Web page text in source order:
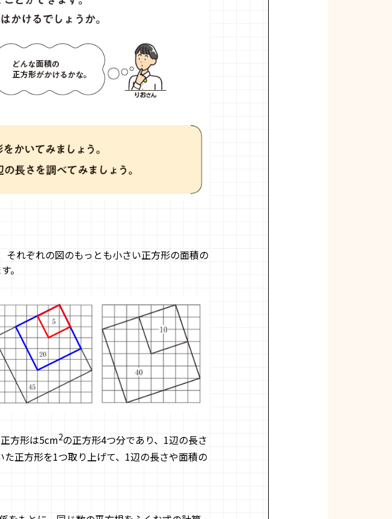
れぞれの図のもっとも小さい正方形の面積の
。
方形は5cm2の正方形4つ分であり、1辺の長さ
正方形を1つ取り上げて、1辺の長さや面積の